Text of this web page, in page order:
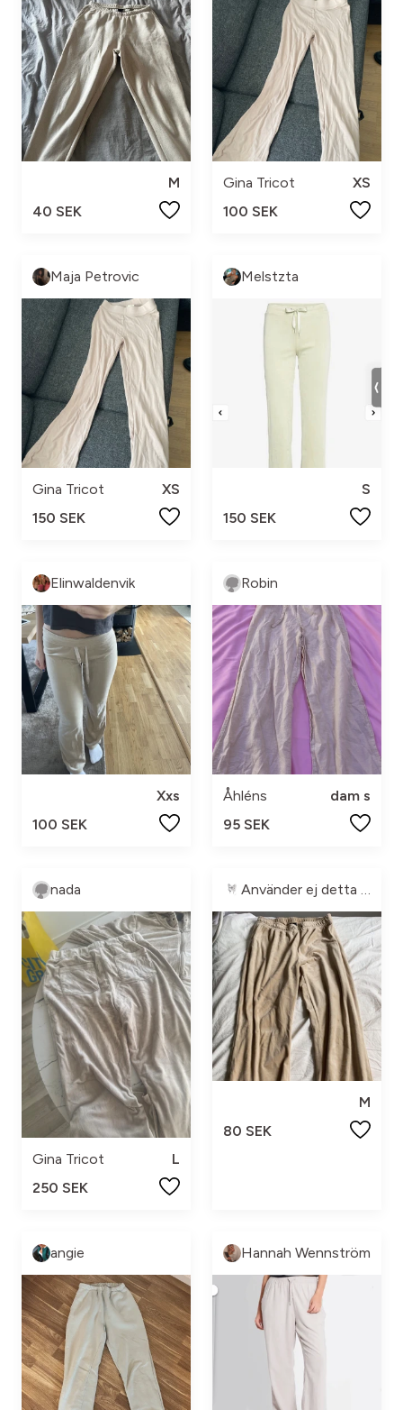
M
40 SEK
Gina Tricot
XS
100 SEK
Maja Petrovic
Gina Tricot
XS
150 SEK
Melstzta
S
150 SEK
Elinwaldenvik
Xxs
100 SEK
Robin
Åhléns
dam s
95 SEK
nada
Gina Tricot
L
250 SEK
Använder ej detta kontot längre
M
80 SEK
angie Hannah Wennström